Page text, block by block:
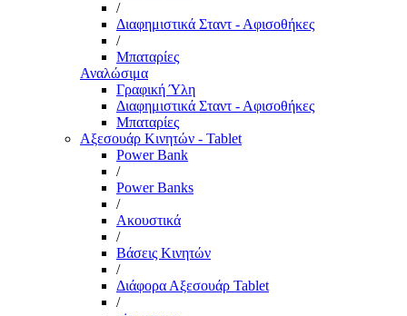
/
Διαφημιστικά Σταντ - Αφισοθήκες
/
Μπαταρίες
Αναλώσιμα
Γραφική Ύλη
Διαφημιστικά Σταντ - Αφισοθήκες
Μπαταρίες
Αξεσουάρ Κινητών - Tablet
Power Bank
/
Power Banks
/
Ακουστικά
/
Βάσεις Κινητών
/
Διάφορα Αξεσουάρ Tablet
/